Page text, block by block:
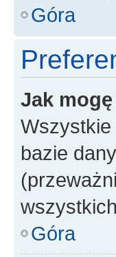
Góra
Jak
bazie
Góra